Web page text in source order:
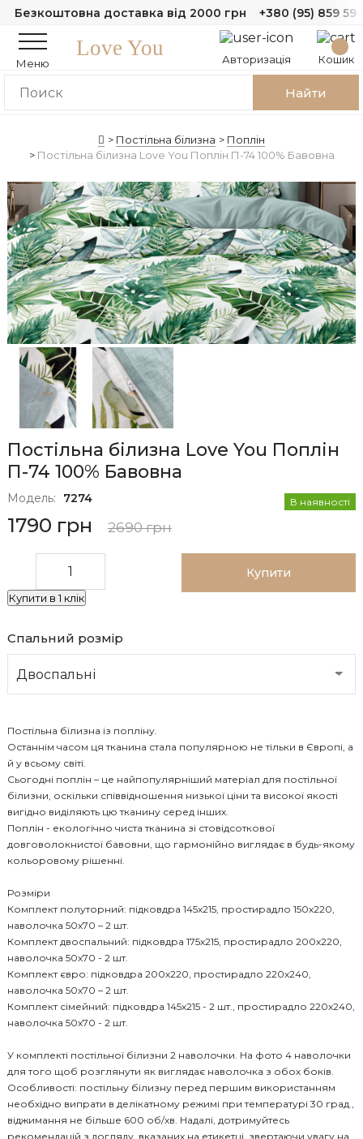
Безкоштовна доставка від 2000 грн +380 (95) 859 59
Меню
Love You Авторизація Кошик
Найти
Постільна білизна
Поплін
Постільна білизна Love You Поплін П-74 100% Бавовна
Постільна білизна Love You Поплін
П-74 100% Бавовна
Модель: 7274 В наявності
1790 грн 2690 грн
Купити
Купити в 1 клік
Спальний розмір
Постільна білизна із попліну.
Останнім часом ця тканина стала популярною не тільки в Європі, а
й у всьому світі.
Сьогодні поплін – це найпопулярніший матеріал для постільної
білизни, оскільки співвідношення низької ціни та високої якості
вигідно виділяють цю тканину серед інших.
Поплін - екологічно чиста тканина зі стовідсоткової
довговолокнистої бавовни, що гармонійно виглядає в будь-якому
кольоровому рішенні.
Розміри
Комплект полуторний: підковдра 145х215, простирадло 150х220,
наволочка 50х70 – 2 шт.
Комплект двоспальний: підковдра 175х215, простирадло 200х220,
наволочка 50х70 - 2 шт.
Комплект євро: підковдра 200х220, простирадло 220х240,
наволочка 50х70 – 2 шт.
Комплект сімейний: підковдра 145х215 - 2 шт., простирадло 220х240,
наволочка 50х70 - 2 шт.
У комплекті постільної білизни 2 наволочки. На фото 4 наволочки
для того щоб розглянути як виглядає наволочка з обох боків.
Особливості: постільну білизну перед першим використанням
необхідно випрати в делікатному режимі при температурі 30 град.,
віджимання не більше 600 об/хв. Надалі, дотримуйтесь
рекомендацій з догляду, вказаних на етикетці, звертаючи увагу на